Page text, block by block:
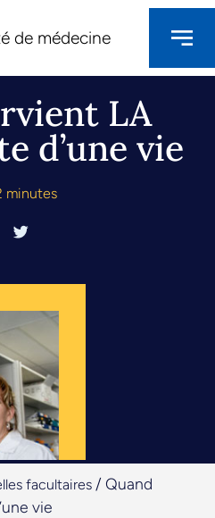
de médecine
LA
d’une vie
minutes
facultaires / Quand
vie